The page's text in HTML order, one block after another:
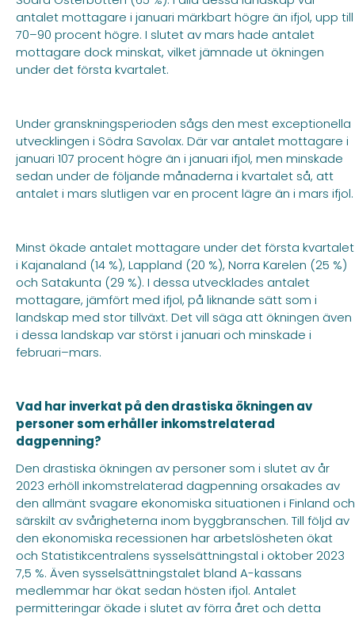
antalet mottagare i januari märkbart högre än ifjol, upp till
70–90 procent högre. I slutet av mars hade antalet
mottagare dock minskat, vilket jämnade ut ökningen
under det första kvartalet.
Under granskningsperioden sågs den mest exceptionella
utvecklingen i Södra Savolax. Där var antalet mottagare i
januari 107 procent högre än i januari ifjol, men minskade
sedan under de följande månaderna i kvartalet så, att
antalet i mars slutligen var en procent lägre än i mars ifjol.
Minst ökade antalet mottagare under det första kvartalet
i Kajanaland (14 %), Lappland (20 %), Norra Karelen (25 %)
och Satakunta (29 %). I dessa utvecklades antalet
mottagare, jämfört med ifjol, på liknande sätt som i
landskap med stor tillväxt. Det vill säga att ökningen även
i dessa landskap var störst i januari och minskade i
februari–mars.
Vad har inverkat på den drastiska ökningen av
personer som erhåller inkomstrelaterad
dagpenning?
Den drastiska ökningen av personer som i slutet av år
2023 erhöll inkomstrelaterad dagpenning orsakades av
den allmänt svagare ekonomiska situationen i Finland och
särskilt av svårigheterna inom byggbranschen. Till följd av
den ekonomiska recessionen har arbetslösheten ökat
och Statistikcentralens sysselsättningstal i oktober 2023
7,5 %. Även sysselsättningstalet bland A-kassans
medlemmar har ökat sedan hösten ifjol. Antalet
permitteringar ökade i slutet av förra året och detta